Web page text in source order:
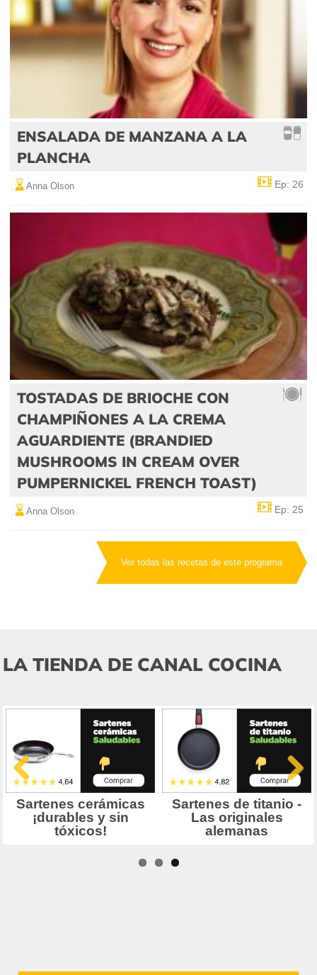
ENSALADA DE MANZANA A LA
PLANCHA
Anna Olson Ep: 26
TOSTADAS DE BRIOCHE CON
CHAMPIÑONES A LA CREMA
AGUARDIENTE (BRANDIED
MUSHROOMS IN CREAM OVER
PUMPERNICKEL FRENCH TOAST)
Anna Olson Ep: 25
Ver todas las recetas de este programa
LA TIENDA DE CANAL COCINA